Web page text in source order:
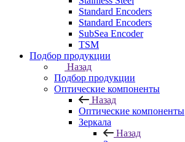
Standard Encoders
Standard Encoders
SubSea Encoder
TSM
Подбор продукции
Назад
Подбор продукции
Оптические компоненты
Назад
Оптические компоненты
Зеркала
Назад